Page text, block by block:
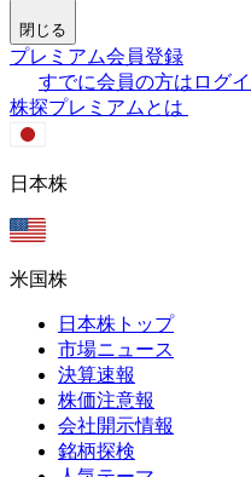
閉じる
プレミアム会員登録
すでに会員の方はログ
株探プレミアムとは
日本株
米国株
日本株トップ
市場ニュース
決算速報
株価注意報
会社開示情報
銘柄探検